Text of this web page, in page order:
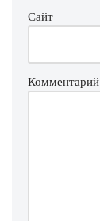
Сайт
Комментарий